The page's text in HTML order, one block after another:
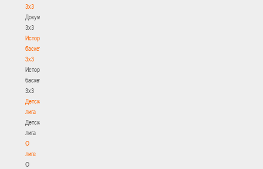
3х3
Документы
3х3
История
баскетбола
3х3
История
баскетбола
3х3
Детская
лига
Детская
лига
О
лиге
О